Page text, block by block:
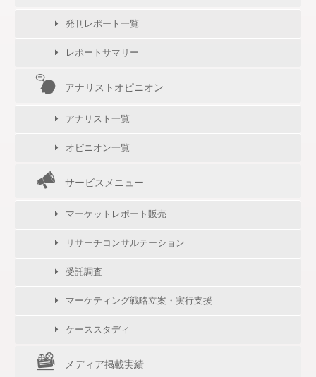
発刊レポート一覧
レポートサマリー
アナリストオピニオン
アナリスト一覧
オピニオン一覧
サービスメニュー
マーケットレポート販売
リサーチコンサルテーション
受託調査
マーケティング戦略立案・実行支援
ケーススタディ
メディア掲載実績